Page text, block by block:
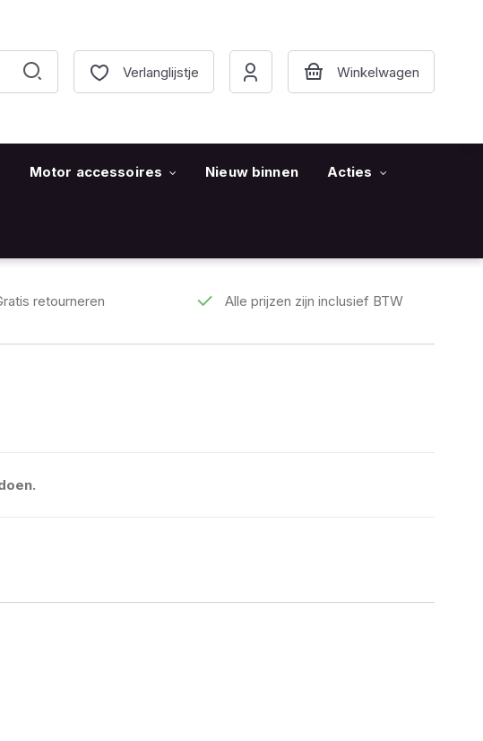
Verlanglijstje
Motor accessoires Nieuw binnen Acties
retourneren Alle prijzen zijn inclusief BTW